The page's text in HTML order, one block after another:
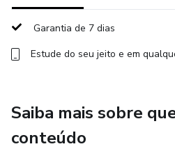
Garantia de 7 dias
Estude do seu jeito e em
Saiba mais sobre
conteúdo